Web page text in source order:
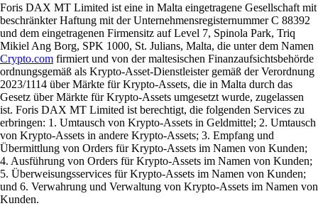
Foris DAX MT Limited ist eine in Malta eingetragene Gesellschaft mit
beschränkter Haftung mit der Unternehmensregisternummer C 88392
und dem eingetragenen Firmensitz auf Level 7, Spinola Park, Triq
Mikiel Ang Borg, SPK 1000, St. Julians, Malta, die unter dem Namen
Crypto.com firmiert und von der maltesischen Finanzaufsichtsbehörde
ordnungsgemäß als Krypto-Asset-Dienstleister gemäß der Verordnung
2023/1114 über Märkte für Krypto-Assets, die in Malta durch das
Gesetz über Märkte für Krypto-Assets umgesetzt wurde, zugelassen
ist. Foris DAX MT Limited ist berechtigt, die folgenden Services zu
erbringen: 1. Umtausch von Krypto-Assets in Geldmittel; 2. Umtausch
von Krypto-Assets in andere Krypto-Assets; 3. Empfang und
Übermittlung von Orders für Krypto-Assets im Namen von Kunden;
4. Ausführung von Orders für Krypto-Assets im Namen von Kunden;
5. Überweisungsservices für Krypto-Assets im Namen von Kunden;
und 6. Verwahrung und Verwaltung von Krypto-Assets im Namen von
Kunden.